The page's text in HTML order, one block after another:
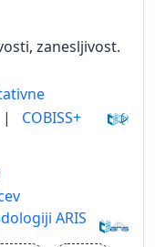
zanesljivost.
| COBISS+
ARIS